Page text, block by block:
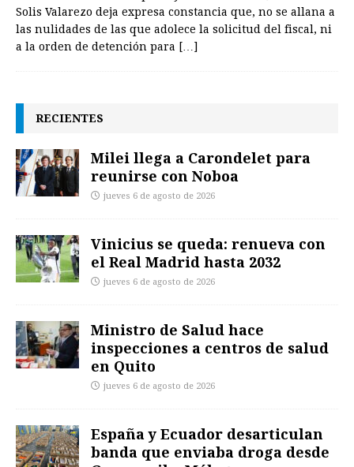
Solis Valarezo deja expresa constancia que, no se allana a
las nulidades de las que adolece la solicitud del fiscal, ni
a la orden de detención para […]
RECIENTES
Milei llega a Carondelet para
reunirse con Noboa
jueves 6 de agosto de 2026
Vinicius se queda: renueva con
el Real Madrid hasta 2032
jueves 6 de agosto de 2026
Ministro de Salud hace
inspecciones a centros de salud
en Quito
jueves 6 de agosto de 2026
España y Ecuador desarticulan
banda que enviaba droga desde